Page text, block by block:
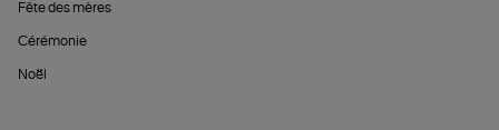
Fête des mères
Cérémonie
Noël